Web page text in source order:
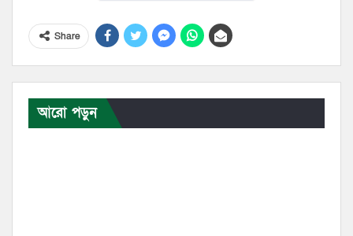
Share
আরো পড়ুন